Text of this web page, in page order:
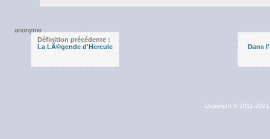
Définition précédente :
La LÃ©gende d'Hercule
Dans
Copyright © 2011-